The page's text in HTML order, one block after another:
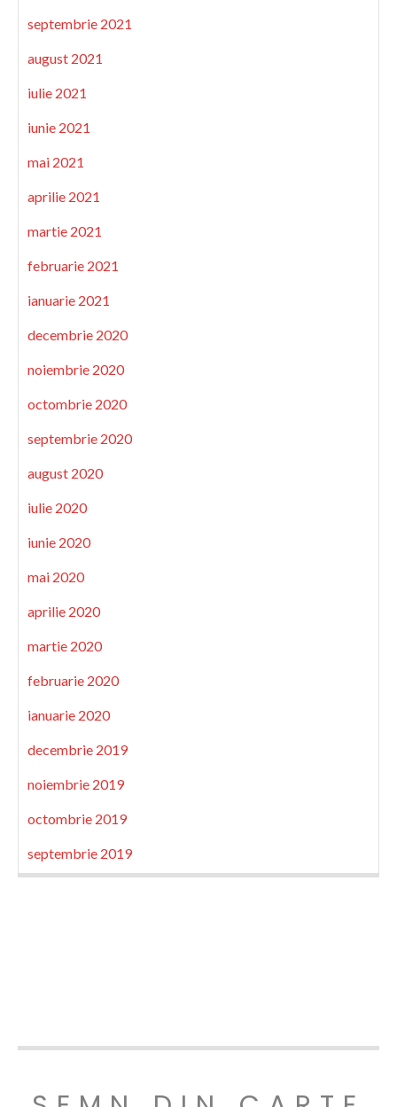
septembrie 2021
august 2021
iulie 2021
iunie 2021
mai 2021
aprilie 2021
martie 2021
februarie 2021
ianuarie 2021
decembrie 2020
noiembrie 2020
octombrie 2020
septembrie 2020
august 2020
iulie 2020
iunie 2020
mai 2020
aprilie 2020
martie 2020
februarie 2020
ianuarie 2020
decembrie 2019
noiembrie 2019
octombrie 2019
septembrie 2019